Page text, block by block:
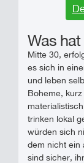
Was
Mitte 30,
es sich in
und leben
Boheme,
trinken lokal
würden sich
dem nicht ein
sind sicher,